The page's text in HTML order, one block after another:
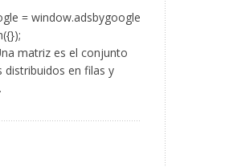
= window.adsbygoogle
matriz es el conjunto
distribuidos en filas y